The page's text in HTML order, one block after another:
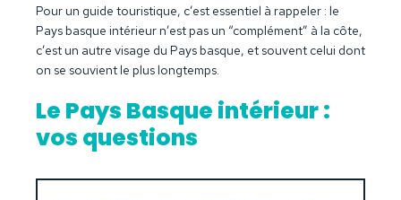
Pour un guide touristique, c’est essentiel à rappeler : le
Pays basque intérieur n’est pas un “complément” à la côte,
c’est un autre visage du Pays basque, et souvent celui dont
on se souvient le plus longtemps.
Le Pays Basque intérieur :
vos questions